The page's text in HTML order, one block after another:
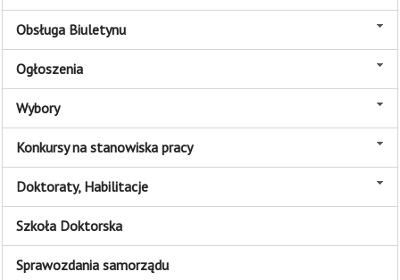
Obsługa Biuletynu
Ogłoszenia
Wybory
Konkursy na stanowiska pracy
Doktoraty, Habilitacje
Szkoła Doktorska
Sprawozdania samorządu